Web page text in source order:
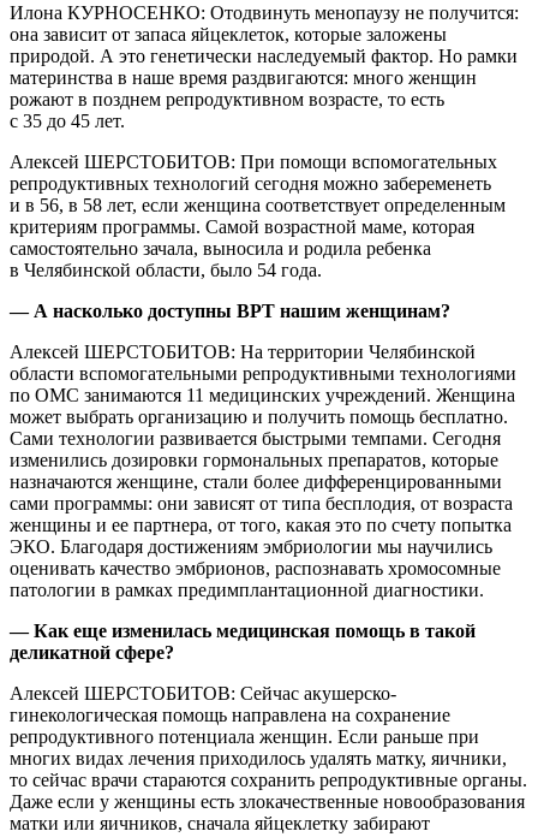
Илона КУРНОСЕНКО: Отодвинуть менопаузу не получится:
она зависит от запаса яйцеклеток, которые заложены
природой. А это генетически наследуемый фактор. Но рамки
материнства в наше время раздвигаются: много женщин
рожают в позднем репродуктивном возрасте, то есть
с 35 до 45 лет.
Алексей ШЕРСТОБИТОВ: При помощи вспомогательных
репродуктивных технологий сегодня можно забеременеть
и в 56, в 58 лет, если женщина соответствует определенным
критериям программы. Самой возрастной маме, которая
самостоятельно зачала, выносила и родила ребенка
в Челябинской области, было 54 года.
— А насколько доступны ВРТ нашим женщинам?
Алексей ШЕРСТОБИТОВ: На территории Челябинской
области вспомогательными репродуктивными технологиями
по ОМС занимаются 11 медицинских учреждений. Женщина
может выбрать организацию и получить помощь бесплатно.
Сами технологии развивается быстрыми темпами. Сегодня
изменились дозировки гормональных препаратов, которые
назначаются женщине, стали более дифференцированными
сами программы: они зависят от типа бесплодия, от возраста
женщины и ее партнера, от того, какая это по счету попытка
ЭКО. Благодаря достижениям эмбриологии мы научились
оценивать качество эмбрионов, распознавать хромосомные
патологии в рамках предимплантационной диагностики.
— Как еще изменилась медицинская помощь в такой
деликатной сфере?
Алексей ШЕРСТОБИТОВ: Сейчас акушерско-
гинекологическая помощь направлена на сохранение
репродуктивного потенциала женщин. Если раньше при
многих видах лечения приходилось удалять матку, яичники,
то сейчас врачи стараются сохранить репродуктивные органы.
Даже если у женщины есть злокачественные новообразования
матки или яичников, сначала яйцеклетку забирают